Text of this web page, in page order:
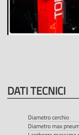
DATI TECNICI
Diametro cerchio
Diametro max